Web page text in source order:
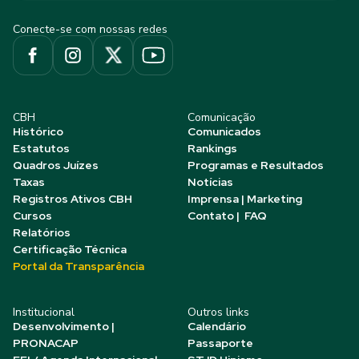
Conecte-se com nossas redes
CBH
Histórico
Estatutos
Quadros Juízes
Taxas
Registros Ativos CBH
Cursos
Relatórios
Certificação Técnica
Portal da Transparência
Comunicação
Comunicados
Rankings
Programas e Resultados
Notícias
Imprensa | Marketing
Contato | FAQ
Institucional
Desenvolvimento |
PRONACAP
Outros links
Calendário
Passaporte